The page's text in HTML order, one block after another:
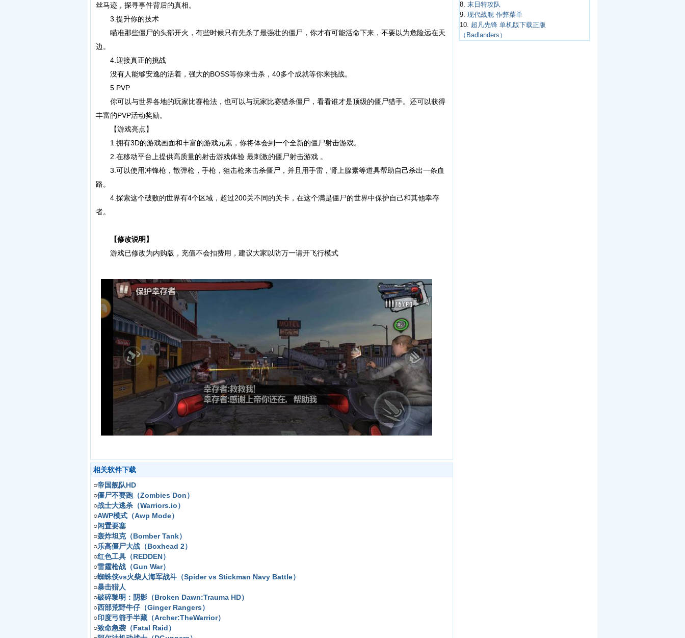
丝马迹，探寻事件背后的真相。
3.提升你的技术
瞄准那些僵尸的头部开火，有些时候只有先杀了最强壮的僵尸，你才有可能活命下来，不要以为危险远在天
边。
4.迎接真正的挑战
没有人能够安逸的活着，强大的BOSS等你来击杀，40多个成就等你来挑战。
5.PVP
你可以与世界各地的玩家比赛枪法，也可以与玩家比赛猎杀僵尸，看看谁才是顶级的僵尸猎手。还可以获得
丰富的PVP活动奖励。
【游戏亮点】
1.拥有3D的游戏画面和丰富的游戏元素，你将体会到一个全新的僵尸射击游戏。
2.在移动平台上提供高质量的射击游戏体验 最刺激的僵尸射击游戏 。
3.可以使用冲锋枪，散弹枪，手枪，狙击枪来击杀僵尸，并且用手雷，肾上腺素等道具帮助自己杀出一条血
路。
4.探索这个破败的世界有4个区域，超过200关不同的关卡，在这个满是僵尸的世界中保护自己和其他幸存
者。
【修改说明】
游戏已修改为内购版，充值不会扣费用，建议大家以防万一请开飞行模式
相关软件下载
○帝国舰队HD
○僵尸不要跑（Zombies Don）
○战士大逃杀（Warriors.io）
○AWP模式（Awp Mode）
○闲置要塞
○轰炸坦克（Bomber Tank）
○乐高僵尸大战（Boxhead 2）
○红色工具（REDDEN）
○雷霆枪战（Gun War）
○蜘蛛侠vs火柴人海军战斗（Spider vs Stickman Navy Battle）
○暴击猎人
○破碎黎明：阴影（Broken Dawn:Trauma HD）
○西部荒野牛仔（Ginger Rangers）
○印度弓箭手半藏（Archer:TheWarrior）
○致命急袭（Fatal Raid）
8. 末日特攻队
9. 现代战舰 作弊菜单
10.
超凡先锋 单机版下载正版
（Badlanders）